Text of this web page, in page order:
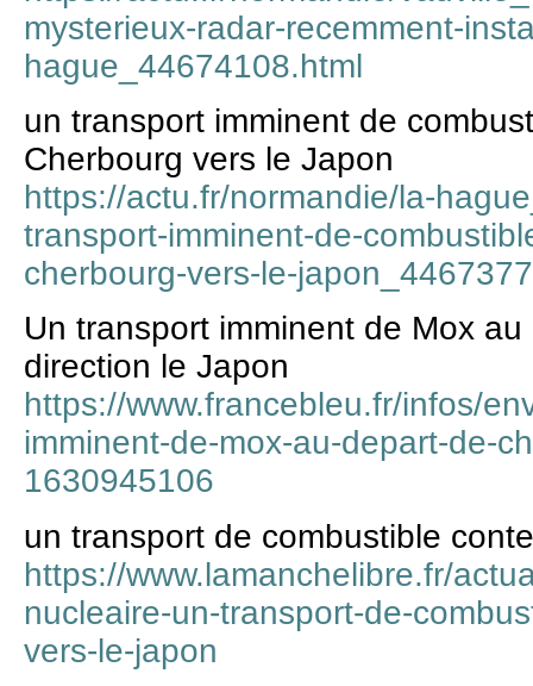
mysterieux-radar-recemment-
hague_44674108.html
un transport imminent de
Cherbourg vers le Japon
https://actu.fr/normandie/la-
transport-imminent-de-
cherbourg-vers-le-
Un transport imminent de Mox
direction le Japon
https://www.francebleu.fr/infos/
imminent-de-mox-au-depart-de-
1630945106
un transport de combustible
https://www.lamanchelibre.fr/
nucleaire-un-transport-de-
vers-le-japon